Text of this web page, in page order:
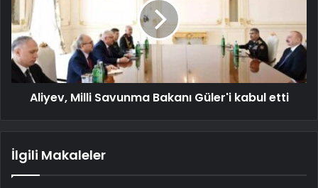
Aliyev, Milli Savunma Bakanı Güler'i kabul etti
İlgili Makaleler